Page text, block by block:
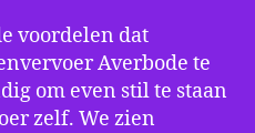
voordelen dat
Averbode te
om even stil te staan
zelf. We zien